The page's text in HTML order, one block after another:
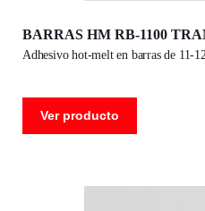
BARRAS HM RB-1100
adhesivo hot-melt en barras de 11-
Ver producto